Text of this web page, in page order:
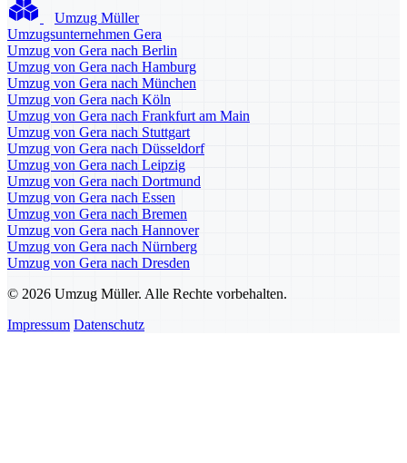
Umzug Müller
Umzugsunternehmen Gera
Umzug von Gera nach Berlin
Umzug von Gera nach Hamburg
Umzug von Gera nach München
Umzug von Gera nach Köln
Umzug von Gera nach Frankfurt am Main
Umzug von Gera nach Stuttgart
Umzug von Gera nach Düsseldorf
Umzug von Gera nach Leipzig
Umzug von Gera nach Dortmund
Umzug von Gera nach Essen
Umzug von Gera nach Bremen
Umzug von Gera nach Hannover
Umzug von Gera nach Nürnberg
Umzug von Gera nach Dresden
© 2026 Umzug Müller. Alle Rechte vorbehalten.
Impressum Datenschutz